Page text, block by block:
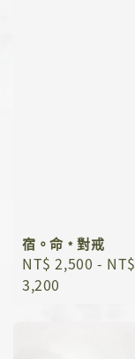
宿。命﹡對戒
Regular
price
NT$ 2,500 - NT$
3,200